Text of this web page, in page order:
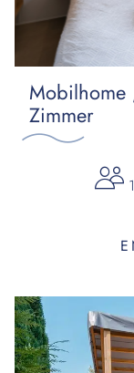
Mobilhome
Zimmer